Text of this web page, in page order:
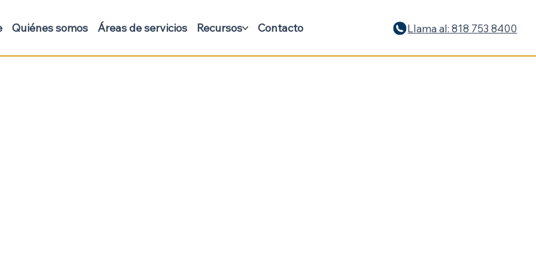
Quiénes somos Áreas de servicios Recursos Contacto Llama al: 818 753 8400